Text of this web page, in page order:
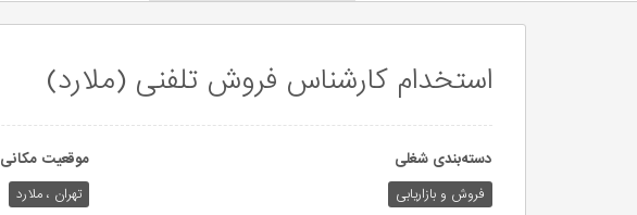
استخدام کارشناس فروش تلفنی (ملارد)
دسته‌بندی شغلی
فروش و بازاریابی
موقعیت مکانی
تهران ، ملارد